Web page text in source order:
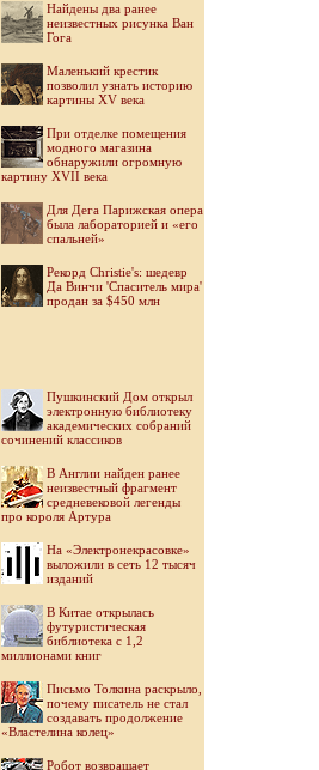
Найдены два ранее
неизвестных рисунка Ван
Гога
Маленький крестик
позволил узнать историю
картины XV века
При отделке помещения
модного магазина
обнаружили огромную
картину XVII века
Для Дега Парижская опера
была лабораторией и «его
спальней»
Рекорд Christie's: шедевр
Да Винчи 'Спаситель мира'
продан за $450 млн
Пушкинский Дом открыл
электронную библиотеку
академических собраний
сочинений классиков
В Англии найден ранее
неизвестный фрагмент
средневековой легенды
про короля Артура
На «Электронекрасовке»
выложили в сеть 12 тысяч
изданий
В Китае открылась
футуристическая
библиотека с 1,2
миллионами книг
Письмо Толкина раскрыло,
почему писатель не стал
создавать продолжение
«Властелина колец»
Робот возвращает